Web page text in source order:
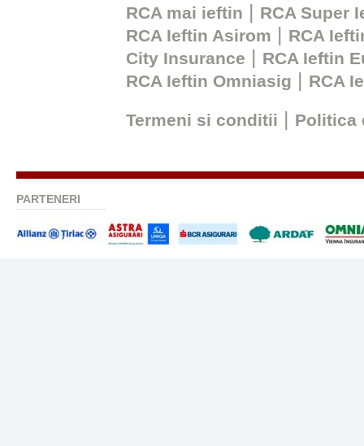
RCA mai ieftin
RCA Super
RCA Ieftin Asirom
RCA
City Insurance
RCA Ieftin
RCA Ieftin Omniasig
RCA
Termeni si conditii Politica
PARTENERI